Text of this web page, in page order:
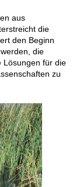
aus
die
den Beginn
die
Lösungen für die
zu